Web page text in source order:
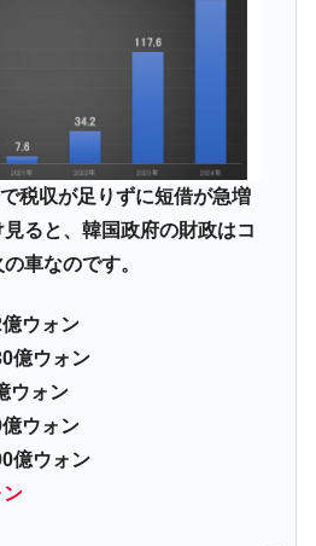
の動きに強く左右される状態
領府ボンクラ政策室長が告発され
き株価操作であり、空前の国政壟
職員が「丸刈りになって抗議活
む。
業「半導体絶好調」のウラで他業
が示す現況は決して良くない。
案件】韓国消費者院が『クーパ
ォンを認定 ⇒ 総額3兆7,000億
。南東部では干ばつ
税収が足りずに短借が急増
ると、韓国政府の財政はコ
車なのです。
ウォン
億ウォン
ウォン
ウォン
億ウォン
ン